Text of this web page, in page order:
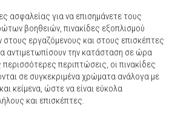
ασφαλείας για να επισημάνετε τους
βοηθειών, πινακίδες εξοπλισμού
στους εργαζόμενους και στους επισκέπτες
αντιμετωπίσουν την κατάσταση σε ώρα
περιπτώσεις, οι πινακίδες
σε συγκεκριμένα χρώματα ανάλογα με
κείμενα, ώστε να είναι εύκολα
και επισκέπτες.